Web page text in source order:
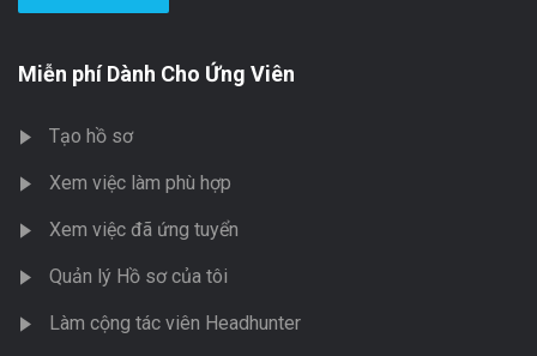
Miễn phí Dành Cho Ứng Viên
Tạo hồ sơ
Xem việc làm phù hợp
Xem việc đã ứng tuyển
Quản lý Hồ sơ của tôi
Làm cộng tác viên Headhunter